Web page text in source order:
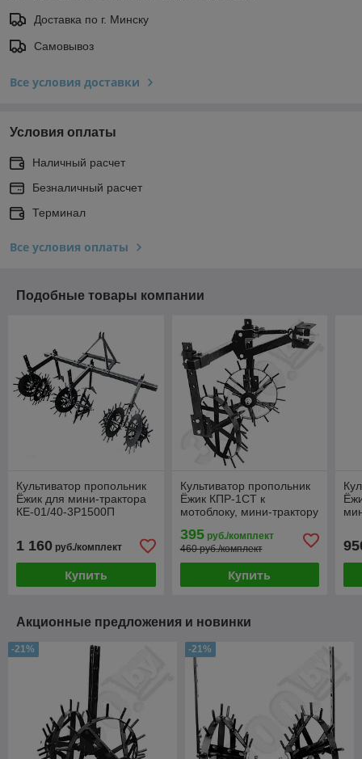
Доставка по г. Минску
Самовывоз
Все условия доставки
Условия оплаты
Наличный расчет
Безналичный расчет
Терминал
Все условия оплаты
Подобные товары компании
Культиватор пропольник
Ёжик для мини-трактора
КЕ-01/40-3Р1500П
1 160 руб./комплект
Купить
Культиватор пропольник
Ёжик КПР-1СТ к
мотоблоку, мини-трактору
395руб./комплект
460 руб./комплект
Купить
Акционные предложения и новинки
-21% -21%